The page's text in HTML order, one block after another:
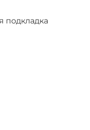
подкладка